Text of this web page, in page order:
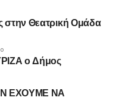
στην Θεατρική Ομάδα
ο Δήμος
ΕΧΟΥΜΕ ΝΑ